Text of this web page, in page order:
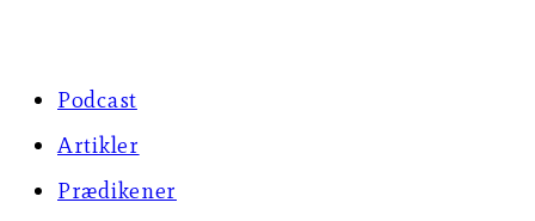
Podcast
Artikler
Prædikener